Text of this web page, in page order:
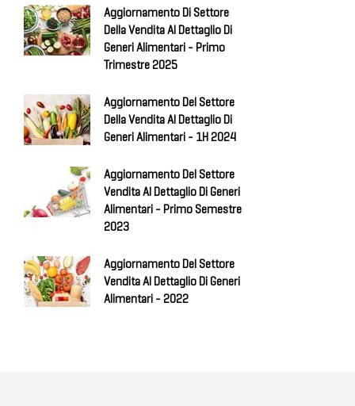
Aggiornamento Di Settore
Della Vendita Al Dettaglio Di
Generi Alimentari - Primo
Trimestre 2025
Aggiornamento Del Settore
Della Vendita Al Dettaglio Di
Generi Alimentari - 1H 2024
Aggiornamento Del Settore
Vendita Al Dettaglio Di Generi
Alimentari - Primo Semestre
2023
Aggiornamento Del Settore
Vendita Al Dettaglio Di Generi
Alimentari - 2022